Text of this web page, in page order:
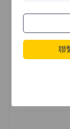
不限流量
全球超過
聯